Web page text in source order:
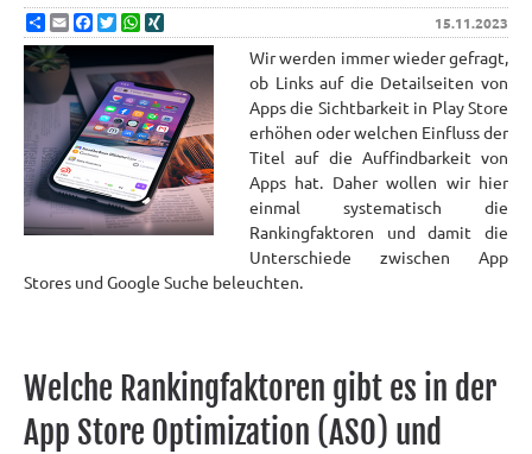
15.11.2023
ShareEmailFacebook
TwitterWhatsApp
Wir werden immer wieder gefragt,
ob Links auf die Detailseiten von
Apps die Sichtbarkeit in Play Store
erhöhen oder welchen Einfluss der
Titel auf die Auffindbarkeit von
Apps hat. Daher wollen wir hier
einmal systematisch die
Rankingfaktoren und damit die
Unterschiede zwischen App
Stores und Google Suche beleuchten.
Welche Rankingfaktoren gibt es in der
App Store Optimization (ASO) und